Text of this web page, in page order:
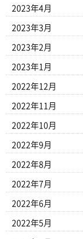
2023年4月
2023年3月
2023年2月
2023年1月
2022年12月
2022年11月
2022年10月
2022年9月
2022年8月
2022年7月
2022年6月
2022年5月